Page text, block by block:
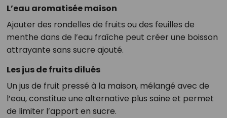
L’eau aromatisée maison
Ajouter des rondelles de fruits ou des feuilles de
menthe dans de l’eau fraîche peut créer une boisson
attrayante sans sucre ajouté.
Les jus de fruits dilués
Un jus de fruit pressé à la maison, mélangé avec de
l’eau, constitue une alternative plus saine et permet
de limiter l’apport en sucre.